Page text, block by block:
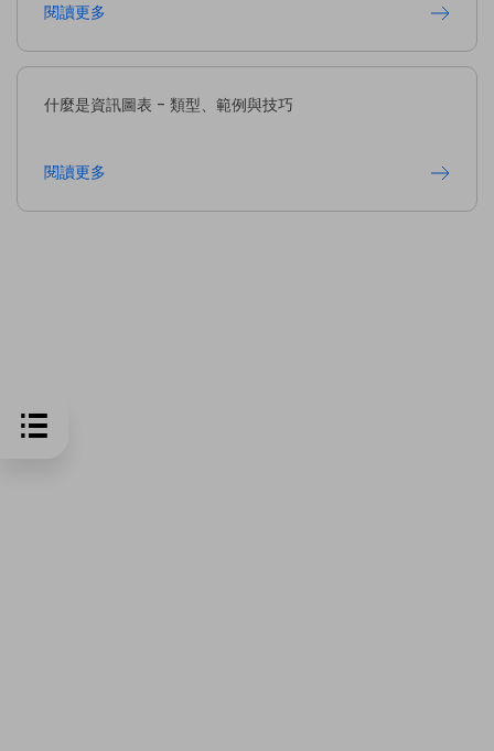
閱讀更多
什麼是資訊圖表 - 類型、範例與技巧
閱讀更多